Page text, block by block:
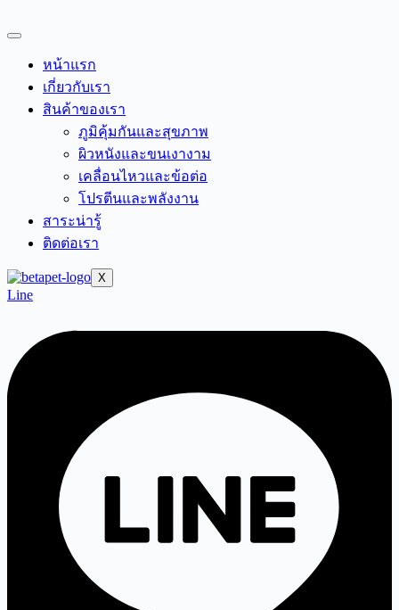
to
หน้าแรก
เกี่ยวกับเรา
สินค้าของเรา
ภูมิคุ้มกันและสุขภาพ
ผิวหนังและขนเงางาม
เคลื่อนไหวและข้อต่อ
โปรตีนและพลังงาน
สาระน่ารู้
ติดต่อเรา
X
Line